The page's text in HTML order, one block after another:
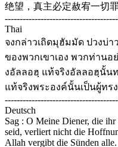
绝望，真主必定赦宥一切
Thai
จงกล่าวเถิดมุฮัมมัด ปวงบ่า
ของพวกเขาเอง พวกท่าน
งอัลลอฮฺ แท้จริงอัลลอฮฺนั้น
แท้จริงพระองค์นั้นเป็นผู้ทร
Deutsch
Sag : O Meine Diener, die ihr
seid, verliert nicht die
Allah vergibt die Sünden